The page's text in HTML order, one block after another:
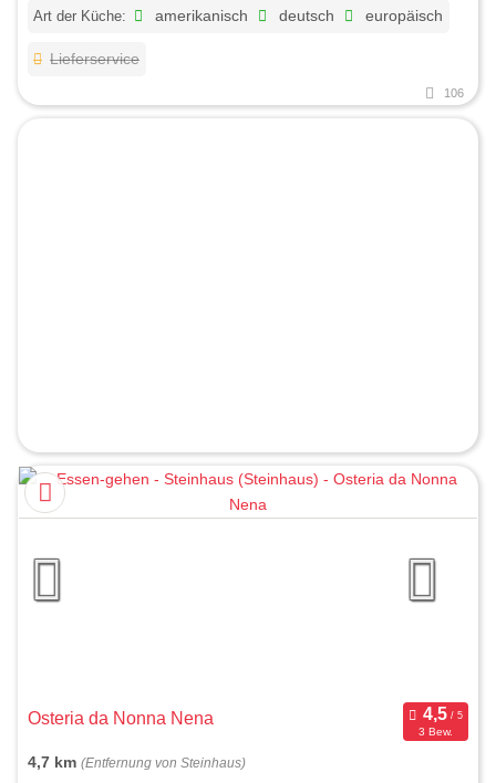
Art der Küche: amerikanisch deutsch europäisch
Lieferservice
106
Osteria da Nonna Nena
3 Bew.
4,7 km (Entfernung von Steinhaus)